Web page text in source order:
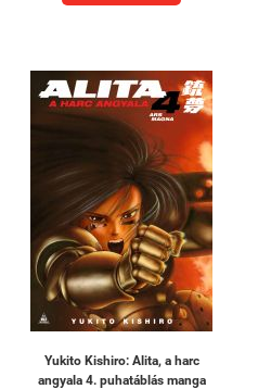
Yukito Kishiro: Alita, a harc
angyala 4. puhatáblás manga